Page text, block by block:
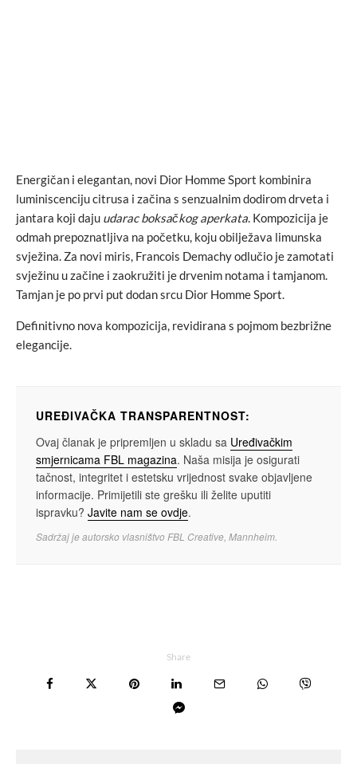
Energičan i elegantan, novi Dior Homme Sport kombinira
luminiscenciju citrusa i začina s senzualnim dodirom drveta i
jantara koji daju udarac boksačkog aperkata. Kompozicija je
odmah prepoznatljiva na početku, koju obilježava limunska
svježina. Za novi miris, Francois Demachy odlučio je zamotati
svježinu u začine i zaokružiti je drvenim notama i tamjanom.
Tamjan je po prvi put dodan srcu Dior Homme Sport.
Definitivno nova kompozicija, revidirana s pojmom bezbrižne
elegancije.
UREĐIVAČKA TRANSPARENTNOST:
Ovaj članak je pripremljen u skladu sa Uređivačkim
smjernicama FBL magazina. Naša misija je osigurati
tačnost, integritet i estetsku vrijednost svake objavljene
informacije. Primijetili ste grešku ili želite uputiti
ispravku? Javite nam se ovdje.
Sadržaj je autorsko vlasništvo FBL Creative, Mannheim.
Share